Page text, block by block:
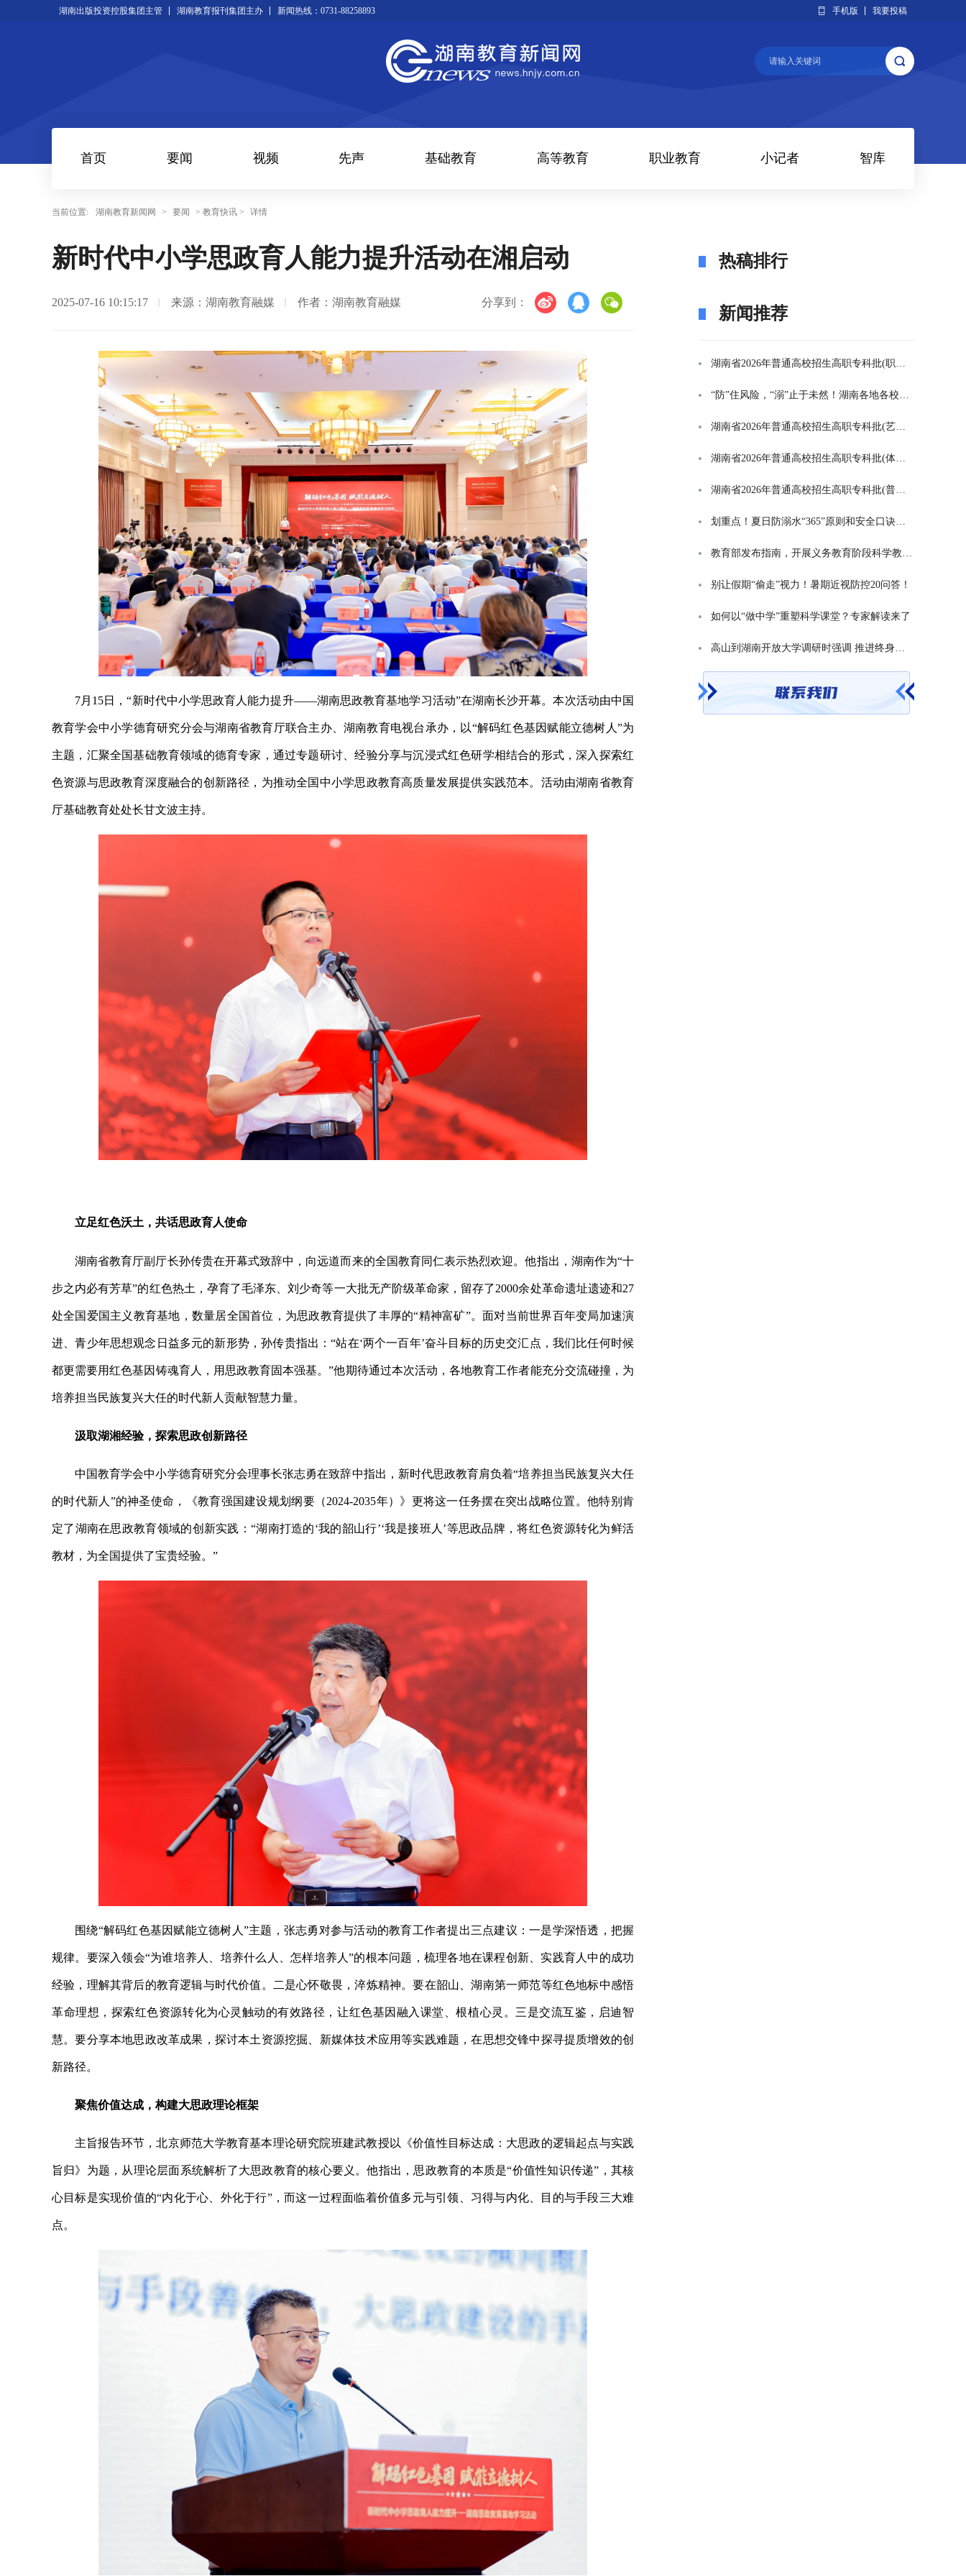
湖南出版投资控股集团主管 湖南教育报刊集团主办 新闻热线：0731-88258893 手机版 我要投稿
首页 要闻 视频 先声 基础教育 高等教育 职业教育 小记者 智库
当前位置: 湖南教育新闻网 > 要闻 > 教育快讯 > 详情
新时代中小学思政育人能力提升活动在湘启动
2025-07-16 10:15:17 来源：湖南教育融媒 作者：湖南教育融媒 分享到：
7月15日，“新时代中小学思政育人能力提升——湖南思政教育基地学习活动”在湖南长沙开幕。本次活动由中国
教育学会中小学德育研究分会与湖南省教育厅联合主办、湖南教育电视台承办，以“解码红色基因赋能立德树人”为
主题，汇聚全国基础教育领域的德育专家，通过专题研讨、经验分享与沉浸式红色研学相结合的形式，深入探索红
色资源与思政教育深度融合的创新路径，为推动全国中小学思政教育高质量发展提供实践范本。活动由湖南省教育
厅基础教育处处长甘文波主持。
立足红色沃土，共话思政育人使命
湖南省教育厅副厅长孙传贵在开幕式致辞中，向远道而来的全国教育同仁表示热烈欢迎。他指出，湖南作为“十
步之内必有芳草”的红色热土，孕育了毛泽东、刘少奇等一大批无产阶级革命家，留存了2000余处革命遗址遗迹和27
处全国爱国主义教育基地，数量居全国首位，为思政教育提供了丰厚的“精神富矿”。面对当前世界百年变局加速演
进、青少年思想观念日益多元的新形势，孙传贵指出：“站在‘两个一百年’奋斗目标的历史交汇点，我们比任何时候
都更需要用红色基因铸魂育人，用思政教育固本强基。”他期待通过本次活动，各地教育工作者能充分交流碰撞，为
培养担当民族复兴大任的时代新人贡献智慧力量。
汲取湖湘经验，探索思政创新路径
中国教育学会中小学德育研究分会理事长张志勇在致辞中指出，新时代思政教育肩负着“培养担当民族复兴大任
的时代新人”的神圣使命，《教育强国建设规划纲要（2024-2035年）》更将这一任务摆在突出战略位置。他特别肯
定了湖南在思政教育领域的创新实践：“湖南打造的‘我的韶山行’‘我是接班人’等思政品牌，将红色资源转化为鲜活
教材，为全国提供了宝贵经验。”
围绕“解码红色基因赋能立德树人”主题，张志勇对参与活动的教育工作者提出三点建议：一是学深悟透，把握
规律。要深入领会“为谁培养人、培养什么人、怎样培养人”的根本问题，梳理各地在课程创新、实践育人中的成功
经验，理解其背后的教育逻辑与时代价值。二是心怀敬畏，淬炼精神。要在韶山、湖南第一师范等红色地标中感悟
革命理想，探索红色资源转化为心灵触动的有效路径，让红色基因融入课堂、根植心灵。三是交流互鉴，启迪智
慧。要分享本地思政改革成果，探讨本土资源挖掘、新媒体技术应用等实践难题，在思想交锋中探寻提质增效的创
新路径。
聚焦价值达成，构建大思政理论框架
主旨报告环节，北京师范大学教育基本理论研究院班建武教授以《价值性目标达成：大思政的逻辑起点与实践
旨归》为题，从理论层面系统解析了大思政教育的核心要义。他指出，思政教育的本质是“价值性知识传递”，其核
心目标是实现价值的“内化于心、外化于行”，而这一过程面临着价值多元与引领、习得与内化、目的与手段三大难
点。
热稿排行
新闻推荐
湖南省2026年普通高校招生高职专科批(职高对口类)第一次投档分数线
“防”住风险，“溺”止于未然！湖南各地各校打响防溺水“保卫战”
湖南省2026年普通高校招生高职专科批(艺术类)第一次投档分数线
湖南省2026年普通高校招生高职专科批(体育类)第一次投档分数线
湖南省2026年普通高校招生高职专科批(普通类)第一次投档分数线
划重点！夏日防溺水“365”原则和安全口诀一起学
教育部发布指南，开展义务教育阶段科学教育“做中学”领航行动
别让假期“偷走”视力！暑期近视防控20问答！
如何以“做中学”重塑科学课堂？专家解读来了
高山到湖南开放大学调研时强调 推进终身教育发展 在服务学习型社会建设中走好转型升级发展之路